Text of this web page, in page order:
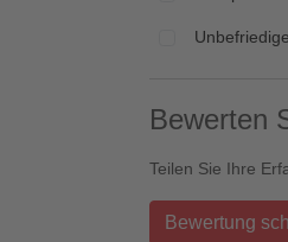
Bewerten
Teilen Sie Ihre
Bewertung